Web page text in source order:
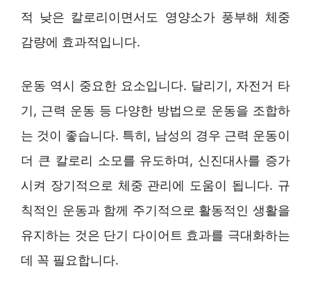
적 낮은 칼로리이면서도 영양소가 풍부해 체중
감량에 효과적입니다.
운동 역시 중요한 요소입니다. 달리기, 자전거 타
기, 근력 운동 등 다양한 방법으로 운동을 조합하
는 것이 좋습니다. 특히, 남성의 경우 근력 운동이
더 큰 칼로리 소모를 유도하며, 신진대사를 증가
시켜 장기적으로 체중 관리에 도움이 됩니다. 규
칙적인 운동과 함께 주기적으로 활동적인 생활을
유지하는 것은 단기 다이어트 효과를 극대화하는
데 꼭 필요합니다.